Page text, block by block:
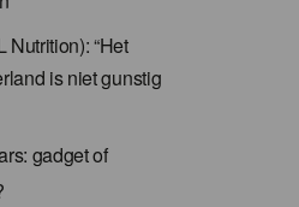
Nutrition): “Het
is niet gunstig
gadget of